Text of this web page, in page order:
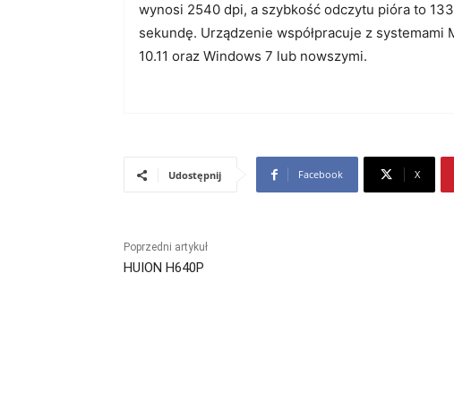
wynosi 2540 dpi, a szybkość odczytu pióra to
sekundę. Urządzenie współpracuje z systemami
10.11 oraz Windows 7 lub nowszymi.
Udostępnij Facebook X
Poprzedni artykuł
HUION H640P